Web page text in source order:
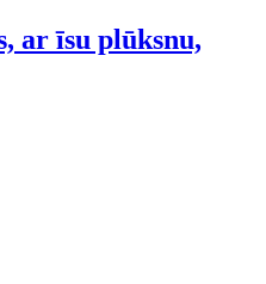
ar īsu plūksnu,